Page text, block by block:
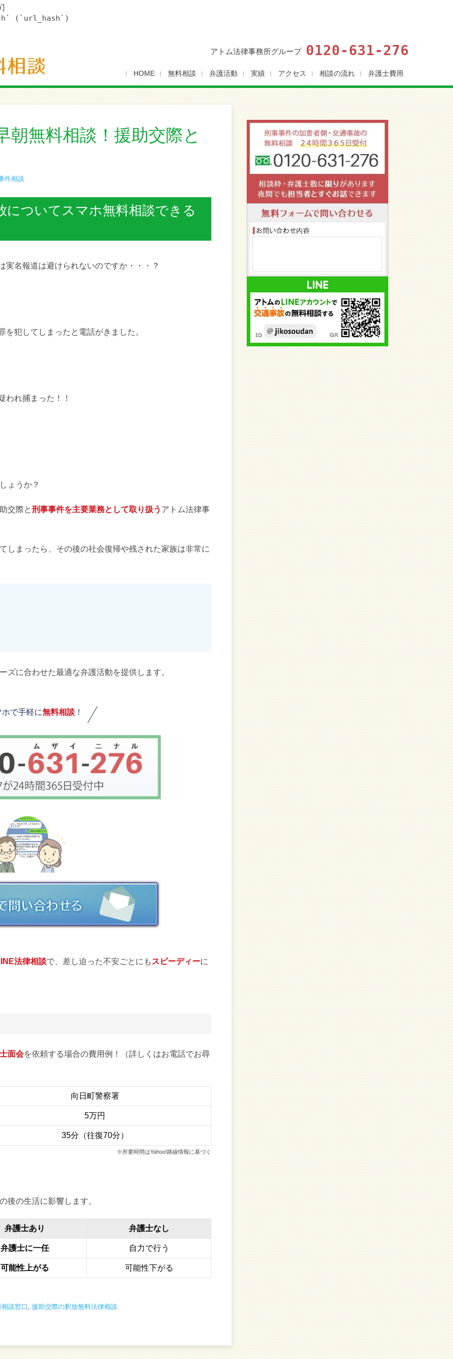
(`url_hash`)
アトム法律事務所グループ 0120-631-276
HOME 無料相談 弁護活動 実績 アクセス 相談の流れ 弁護士費用
朝無料相談！援助交際と
件相談
についてスマホ無料相談できる
実名報道は避けられないのですか・・・？
を犯してしまったと電話がきました。
われ捕まった！！
ょうか？
交際と刑事事件を主要業務として取り扱う アトム法律事
しまったら、その後の社会復帰や残された家族は非常に
に合わせた最適な弁護活動を提供します。
で手軽に無料相談 ！
法律相談で、差し迫った不安ごとにも スピーディーに
面会を依頼する場合の費用例！（詳しくはお電話でお尋
向日町警察署
5万円
35分（往復70分）
※所要時間はYahoo!路線情報に基づく
後の生活に影響します。
弁護士あり 弁護士なし
弁護士に一任 自力で行う
可能性上がる 可能性下がる
談窓口 援助交際の釈放無料法律相談